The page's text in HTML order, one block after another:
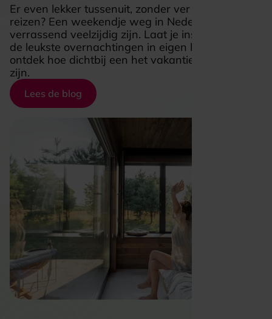
Er even lekker tussenuit, zonder ver te hoeven
reizen? Een weekendje weg in Nederland kan
verrassend veelzijdig zijn. Laat je inspireren door
de leukste overnachtingen in eigen land en
ontdek hoe dichtbij een het vakantiegevoel kan
zijn.
Lees de blog